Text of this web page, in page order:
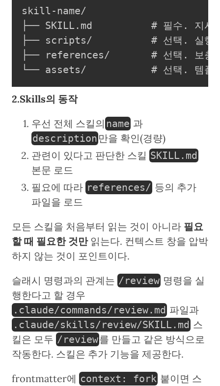
skill-name/
├── SKILL.md          # 필수. 지시
├── scripts/          # 선택. 실행
├── references/       # 선택. 보충
└── assets/           # 선택. 템플
2.Skills의 동작
우선 전체 스킬의 name 과
description 만을 확인(경량)
관련이 있다고 판단한 스킬 SKILL.md
본문 로드
필요에 따라 references/ 등의 추가
파일을 로드
모든 스킬을 처음부터 읽는 것이 아니라 필요
할 때 필요한 것만읽는다. 컨텍스트 창을 압박
하지 않는 것이 포인트이다.
슬래시 명령과의 관계는 /review 명령을 실
행한다고 할 경우
.claude/commands/review.md 파일과
.claude/skills/review/SKILL.md 스
킬은 모두 /review를 만들고 같은 방식으로
작동한다. 스킬은 추가 기능을 제공한다.
frontmatter에 context: fork 붙이면 스